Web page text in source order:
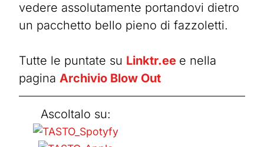
vedere assolutamente portandovi dietro
un pacchetto bello pieno di fazzoletti.
Tutte le puntate su Linktr.ee e nella
paginaArchivio Blow Out
Ascoltalo su: